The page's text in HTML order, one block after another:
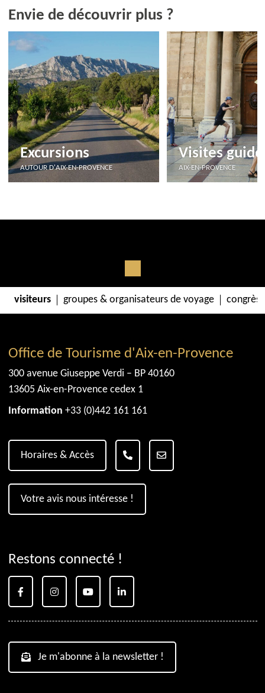
Envie de découvrir plus ?
Excursions
AUTOUR D'AIX-EN-PROVENCE
Visites
AIX-EN-PROVENCE
visiteurs groupes & organisateurs de voyage congrès
Office de Tourisme d'Aix-en-Provence
300 avenue Giuseppe Verdi – BP 40160
13605 Aix-en-Provence cedex 1
Information +33 (0)442 161 161
Horaires & Accès
Votre avis nous intéresse !
Restons connecté !
Je m'abonne à la newsletter !